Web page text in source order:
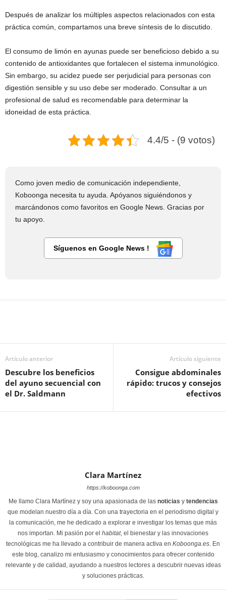
Después de analizar los múltiples aspectos relacionados con esta
práctica común, compartamos una breve síntesis de lo discutido.
El consumo de limón en ayunas puede ser beneficioso debido a su
contenido de antioxidantes que fortalecen el sistema inmunológico.
Sin embargo, su acidez puede ser perjudicial para personas con
digestión sensible y su uso debe ser moderado. Consultar a un
profesional de salud es recomendable para determinar la
idoneidad de esta práctica.
4.4/5 - (9 votos)
Como joven medio de comunicación independiente,
Koboonga necesita tu ayuda. Apóyanos siguiéndonos y
marcándonos como favoritos en Google News. Gracias por
tu apoyo.
Síguenos en Google News !
Artículo anterior
Descubre los beneficios
del ayuno secuencial con
el Dr. Saldmann
Artículo siguiente
Consigue abdominales
rápido: trucos y consejos
efectivos
Clara Martínez
https://koboonga.com
Me llamo Clara Martínez y soy una apasionada de las noticias y tendencias
que modelan nuestro día a día. Con una trayectoria en el periodismo digital y
la comunicación, me he dedicado a explorar e investigar los temas que más
nos importan. Mi pasión por el habitat, el bienestar y las innovaciones
tecnológicas me ha llevado a contribuir de manera activa en Koboonga.es . En
este blog, canalizo mi entusiasmo y conocimientos para ofrecer contenido
relevante y de calidad, ayudando a nuestros lectores a descubrir nuevas ideas
y soluciones prácticas.